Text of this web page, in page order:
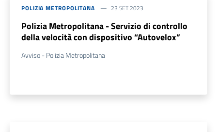
POLIZIA METROPOLITANA 23 SET 2023
Polizia Metropolitana - Servizio di controllo
della velocità con dispositivo “Autovelox”
Avviso - Polizia Metropolitana